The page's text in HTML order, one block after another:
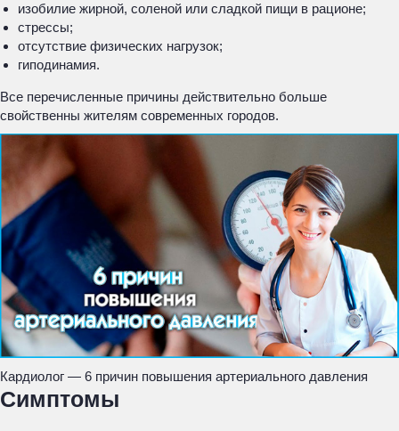
изобилие жирной, соленой или сладкой пищи в рационе;
стрессы;
отсутствие физических нагрузок;
гиподинамия.
Все перечисленные причины действительно больше
свойственны жителям современных городов.
Кардиолог — 6 причин повышения артериального давления
Симптомы